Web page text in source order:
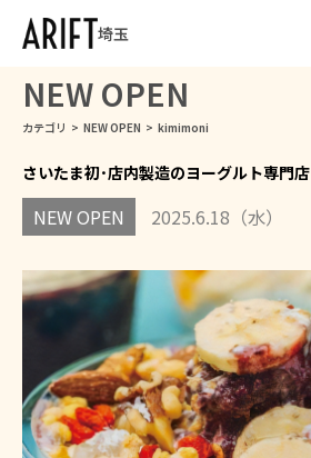
埼玉
NEW OPEN
カテゴリ > NEW OPEN > kimimoni
さいたま初･店内製造のヨーグルト専門店
NEW OPEN 2025.6.18（水）